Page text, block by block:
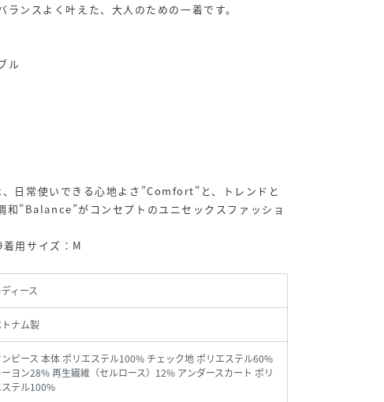
ランスよく叶えた、大人のための一着です。
ル
日常使いできる心地よさ”Comfort”と、トレンドと
和”Balance”がコンセプトのユニセックスファッショ
用サイズ：M
ディース
ナム製
ンピース 本体 ポリエステル100% チェック地 ポリエステル60%
ーヨン28% 再生繊維（セルロース）12% アンダースカート ポリ
ステル100%